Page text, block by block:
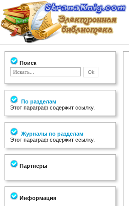
Поиск
По разделам
Этот параграф содержит ссылку.
Журналы по разделам
Этот параграф содержит ссылку.
Партнеры
Информация